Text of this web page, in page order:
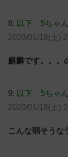
8: 以下、5ちゃ
2020/01/18(土)
麒麟です。。。
9: 以下、5ちゃ
2020/01/18(土)
こんな弱そうな